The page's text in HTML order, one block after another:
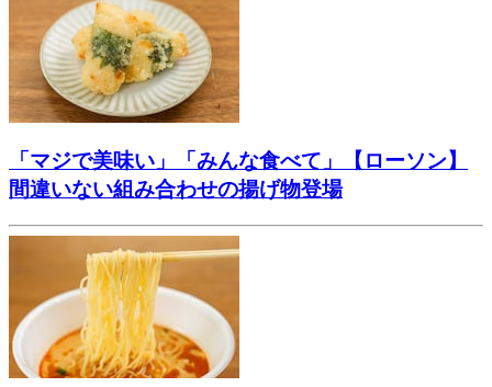
「マジで美味い」「みんな食べて」【ローソン】
間違いない組み合わせの揚げ物登場